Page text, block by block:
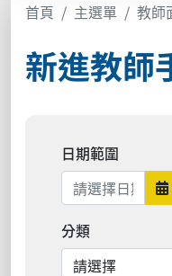
首頁 主選單 教師
新進教師
日期範圍
分類